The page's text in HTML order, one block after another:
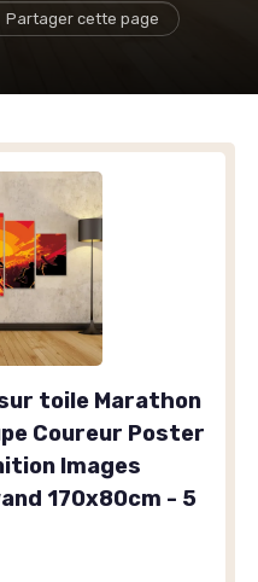
Partager cette page
toile Marathon
Coureur Poster
Images
170x80cm - 5